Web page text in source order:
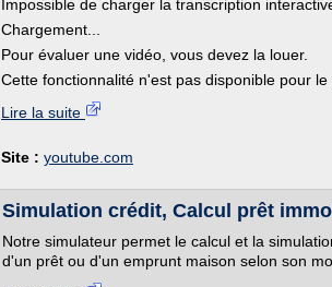
Impossible de charger la transcription
Chargement...
Pour évaluer une vidéo, vous devez la louer.
Cette fonctionnalité n'est pas disponible pour le
Lire la suite
Site : youtube.com
Simulation crédit, Calcul prêt
Notre simulateur permet le calcul et la
d'un prêt ou d'un emprunt maison selon son